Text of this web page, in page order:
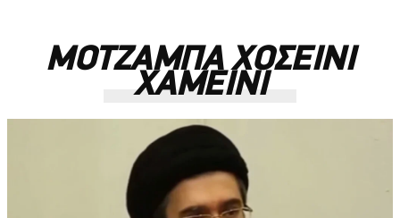
ΜΟΤΖΑΜΠΑ ΧΟΣΕΙΝΙ
ΧΑΜΕΙΝΙ